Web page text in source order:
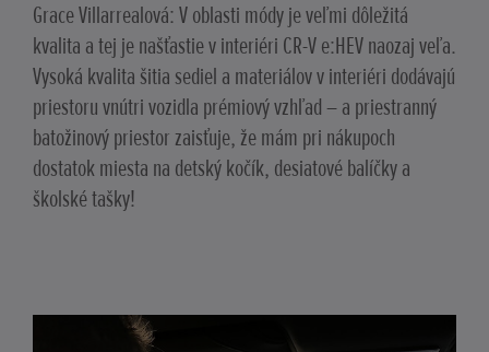
Grace Villarrealová: V oblasti módy je veľmi dôležitá
kvalita a tej je našťastie v interiéri CR-V e:HEV naozaj veľa.
Vysoká kvalita šitia sediel a materiálov v interiéri dodávajú
priestoru vnútri vozidla prémiový vzhľad – a priestranný
batožinový priestor zaisťuje, že mám pri nákupoch
dostatok miesta na detský kočík, desiatové balíčky a
školské tašky!